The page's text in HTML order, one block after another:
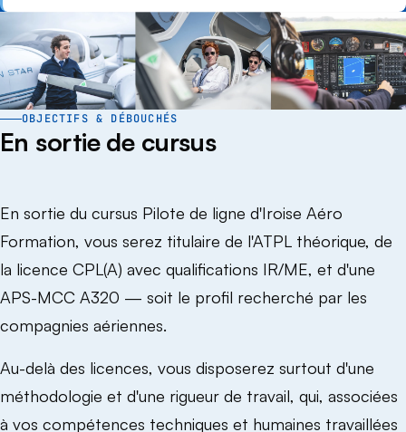
OBJECTIFS & DÉBOUCHÉS
En sortie de cursus
En sortie du cursus Pilote de ligne d'Iroise Aéro
Formation, vous serez titulaire de l'ATPL théorique, de
la licence CPL(A) avec qualifications IR/ME, et d'une
APS-MCC A320 — soit le profil recherché par les
compagnies aériennes.
Au-delà des licences, vous disposerez surtout d'une
méthodologie et d'une rigueur de travail, qui, associées
à vos compétences techniques et humaines travaillées